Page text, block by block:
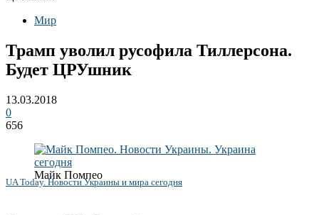
Мир
Трамп уволил русофила Тиллерсона.
Будет ЦРУшник
13.03.2018
0
656
Майк Помпео
UA Today. Новости Украины и мира сегодня